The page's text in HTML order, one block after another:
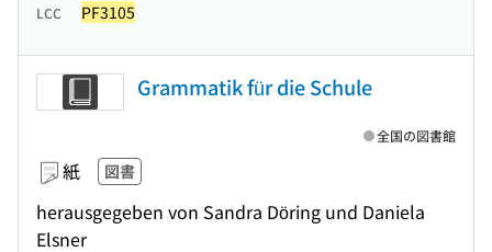
LCC PF3105
Grammatik für die Schule
紙 図書
herausgegeben von Sandra Döring und Daniela
Elsner
全国の図書館